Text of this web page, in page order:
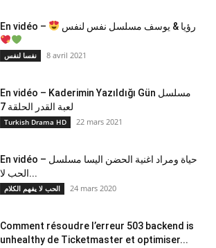
En vidéo – رؤيا & يوسف مسلسل نفس لنفس
نفسا لنفس 8 avril 2021
En vidéo – Kaderimin Yazıldığı Gün مسلسل
لعبة القدر الحلقة 7
Turkish Drama HD 22 mars 2021
En vidéo – حياة ومراد اغنية الحضن اليسا مسلسل
الحب لا...
الحب لا يفهم الكلام 24 mars 2020
Comment résoudre l’erreur 503 backend is
unhealthy de Ticketmaster et optimiser...